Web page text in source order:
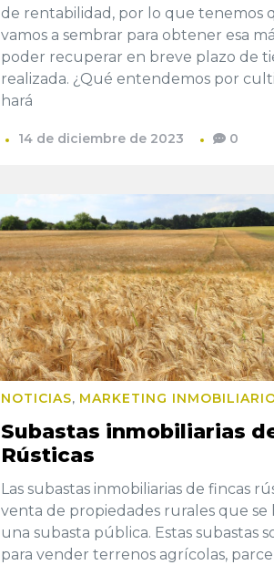
de rentabilidad, por lo que tenemos
vamos a sembrar para obtener esa
poder recuperar en breve plazo de
realizada. ¿Qué entendemos por
hará
14 de diciembre de 2023 0
NOTICIAS, MARKETING
Subastas inmobiliarias
Rústicas
Las subastas inmobiliarias de fincas
venta de propiedades rurales que se
una subasta pública. Estas subastas
para vender terrenos agrícolas,